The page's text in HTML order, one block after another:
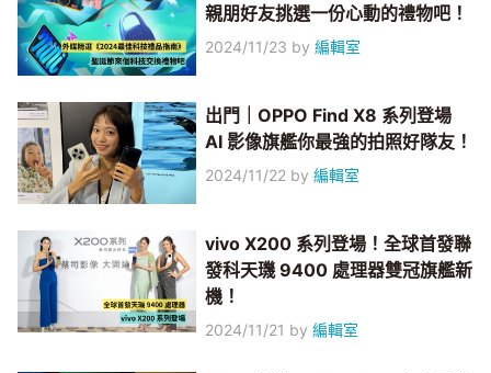
親朋好友挑選一份心動的禮物吧！
2024/11/23 by編輯室
出門｜OPPO Find X8 系列登場
AI 影像旗艦你最強的拍照好隊友！
2024/11/22 by編輯室
vivo X200 系列登場！全球首發聯
發科天璣 9400 處理器雙冠旗艦新
機！
2024/11/21 by編輯室